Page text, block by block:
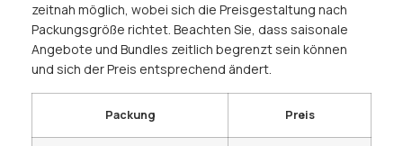
zeitnah möglich, wobei sich die Preisgestaltung nach
Packungsgröße richtet. Beachten Sie, dass saisonale
Angebote und Bundles zeitlich begrenzt sein können
und sich der Preis entsprechend ändert.
Packung Preis